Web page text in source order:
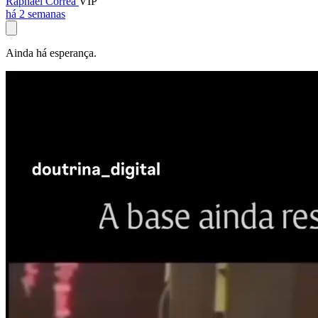
há 2 semanas
Ainda há esperança.